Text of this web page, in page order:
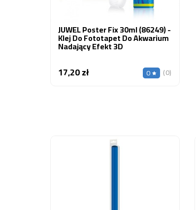
JUWEL Poster Fix 30ml (86249) -
Klej Do Fototapet Do Akwarium
Nadający Efekt 3D
17,20 złCena 0 (0)